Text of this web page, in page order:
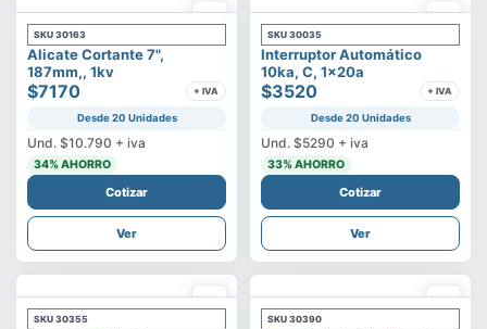
SKU 30163
Alicate Cortante 7",
187mm,, 1kv
$7170 + IVA
Desde 20 Unidades
Und. $10.790 + iva
34% AHORRO
Cotizar
Ver
SKU 30035
Interruptor Automático
10ka, C, 1x20a
$3520 + IVA
Desde 20 Unidades
Und. $5290 + iva
33% AHORRO
Cotizar
Ver
SKU 30355 SKU 30390